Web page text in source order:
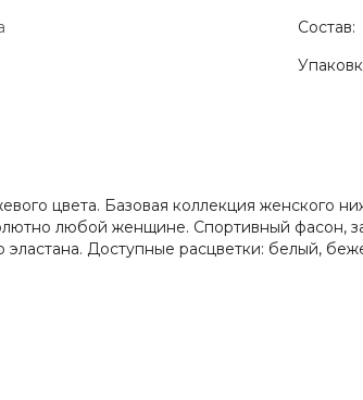
Состав:
цвета. Базовая коллекция женского
любой женщине. Спортивный фасон,
эластана. Доступные расцветки: белый,